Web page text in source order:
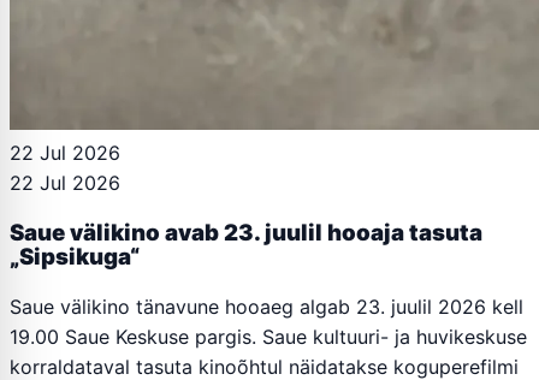
22 Jul 2026
22 Jul 2026
Saue välikino avab 23. juulil hooaja tasuta
„Sipsikuga“
Saue välikino tänavune hooaeg algab 23. juulil 2026 kell
19.00 Saue Keskuse pargis. Saue kultuuri- ja huvikeskuse
korraldataval tasuta kinoõhtul näidatakse koguperefilmi